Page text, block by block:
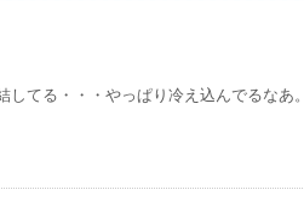
してる・・・やっぱり冷え込んでるな